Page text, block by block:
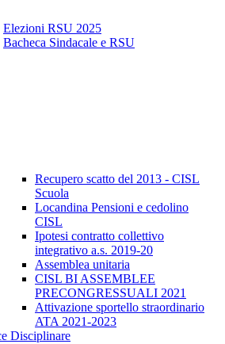
Elezioni RSU 2025
Bacheca Sindacale e RSU
Recupero scatto del 2013 - CISL
Scuola
Locandina Pensioni e cedolino
CISL
Ipotesi contratto collettivo
integrativo a.s. 2019-20
Assemblea unitaria
CISL BI ASSEMBLEE
PRECONGRESSUALI 2021
Attivazione sportello straordinario
ATA 2021-2023
Disciplinare